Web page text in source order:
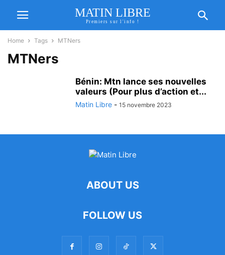
MATIN LIBRE
Premiers sur l'info !
Home Tags MTNers
MTNers
Bénin: Mtn lance ses nouvelles
valeurs (Pour plus d’action et...
Matin Libre - 15 novembre 2023
ABOUT US
FOLLOW US